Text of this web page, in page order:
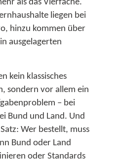
als das Vierfache.
liegen bei
hinzu kommen über
ausgelagerten
kein klassisches
sondern vor allem ein
– bei
Bund und Land. Und
Wer bestellt, muss
Bund oder Land
oder Standards